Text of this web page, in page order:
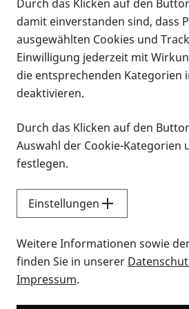
Infomaterial
Infomaterial
Vorlesen
Alle
Sie möchten
Durch das Klicken auf den
damit einverstanden sind, dass
ausgewählten Cookies und
Einwilligung jederzeit mit
die entsprechenden Kategorien
deaktivieren.
Durch das Klicken auf den
Auswahl der Cookie-Kategorien
festlegen.
Einstellungen
Weitere Informationen sowie
finden Sie in unserer
Impressum.